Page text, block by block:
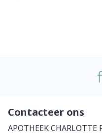
Contacteer ons
APOTHEEK CHARLOTTE